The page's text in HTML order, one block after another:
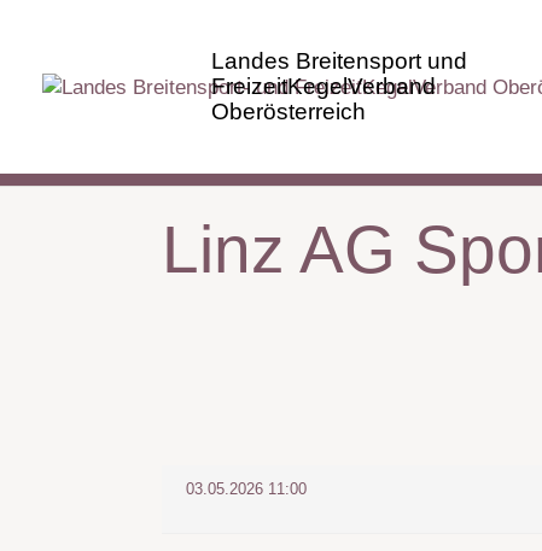
Linz AG
03.05.2026 11:00